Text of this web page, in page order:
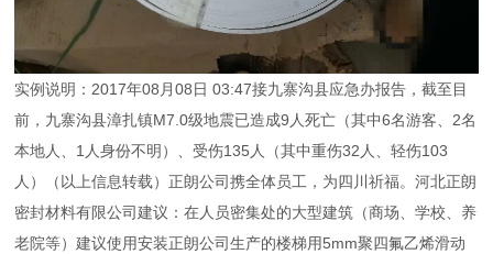
实例说明：2017年08月08日 03:47接九寨沟县应急办报告，截至目
前，九寨沟县漳扎镇M7.0级地震已造成9人死亡（其中6名游客、2名
本地人、1人身份不明）、受伤135人（其中重伤32人、轻伤103
人）（以上信息转载）正朗公司携全体员工，为四川祈福。河北正朗
密封材料有限公司建议：在人员密集处的大型建筑（商场、学校、养
老院等）建议使用安装正朗公司生产的楼梯用5mm聚四氟乙烯滑动